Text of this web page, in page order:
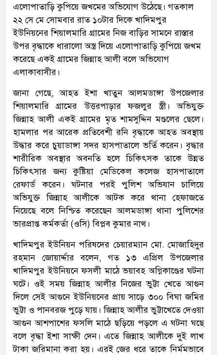
এলোপাতাড়ি কুপিয়ে জখমের অভিযোগ উঠেছে। গতকাল
২২ সে মে সোমবার রাত ১০টার দিকে খাদিমপুর
ইউনিয়নের শিয়ালমারি গ্রামের নিজ বাড়ির সামনে রাস্তার
উপর বৃদ্ধাকে ধারালো অস্ত্র দিয়ে এলোপাতাড়ি কুপিয়ে জখম
করেছে একই গ্রামের জিন্নাহ আলী বলে অভিযোগ
এলাকাবাসীর।
জানা গেছে, আহত ইশা খাতুন আলমডাঙ্গা উপজেলার
শিয়ালমারি গ্রামের উত্তরপাড়ার ফজলুর স্ত্রী। অভিযুক্ত
জিন্নাহ আলী একই গ্রামের মৃত শামসুদ্দিন মণ্ডলের ছেলে।
হামলার পর আরেক প্রতিবেশী রনি বৃদ্ধাকে আহত অবস্থায়
উদ্ধার করে চুয়াডাঙ্গা সদর হাসপাতালে ভর্তি করেন। বৃদ্ধার
শারীরিক অবস্থার অবনতি হলে চিকিৎসক তাকে উন্নত
চিকিৎসার জন্য কুষ্টিয়া মেডিকেল কলেজ হাসপাতালে
রেফার্ড করেন। ঘটনার পরই পুলিশ অভিযান চালিয়ে
অভিযুক্ত জিন্নাহ আলীকে আটক করে থানা হেফাজতে
নিয়েছে বলে নিশ্চিত করেছেন আলমডাঙ্গা থানা পুলিশের
ভারপ্রাপ্ত কর্মকর্তা (ওসি) বিপ্লব কুমার নাথ।
খাদিমপুর ইউনিয়ন পরিষদের চেয়ারম্যান মো. মোজাহিদুর
রহমান জোয়ার্দ্দার বলেন, গত ১৩ এপ্রিল উপজেলার
খাদিমপুর ইউনিয়নে ফসলী মাঠে ভয়াবহ অগ্নিকাণ্ডের ঘটনা
ঘটে। ওই সময় জিন্নাহ আলীর নিজের ভুট্টা খেতে আগুন
দিলে সেই আগুনে ইউনিয়নের প্রায় সাড়ে ৩০০ বিঘা জমির
ভুট্টা ও পানবরজ পুড়ে যায়। জিন্নাহ আলীর ভুট্টাখেতে দেওয়া
আগুন আশপাশের ফসলি মাঠে ছড়িয়ে পড়লে এ ঘটনা ঘছে
বলে বৃদ্ধা ইশা সাক্ষী দেন। এতে জিন্নাহ আলীকে দুই লাখ
টাকা জরিমানা করা হয়। এরই জের ধরে তাকে নির্মমভাবে